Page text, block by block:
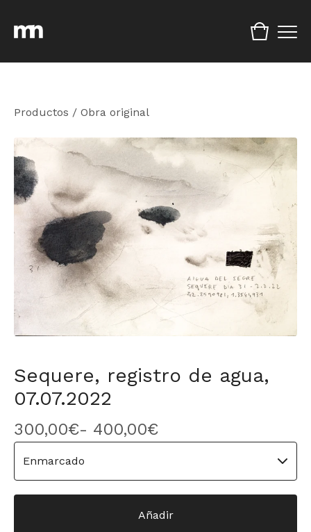
Productos / Obra original
Sequere, registro de agua,
07.07.2022
300,00€- 400,00€
Añadir